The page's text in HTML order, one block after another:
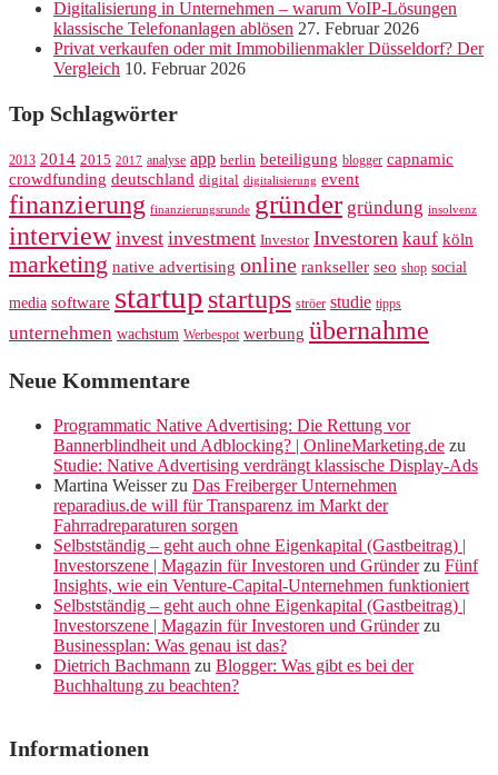
Digitalisierung in Unternehmen – warum VoIP-Lösungen
klassische Telefonanlagen ablösen 27. Februar 2026
Privat verkaufen oder mit Immobilienmakler Düsseldorf? Der
Vergleich 10. Februar 2026
Top Schlagwörter
2013 2014 2015 2017 analyse app berlin beteiligung blogger capnamic
crowdfunding deutschland digital digitalisierung event
finanzierung finanzierungsrunde gründer gründung insolvenz
interview invest investment Investor Investoren kauf köln
marketing native advertising online rankseller seo shop social
media software startup startups ströer studie tipps
unternehmen wachstum Werbespot werbung übernahme
Neue Kommentare
Programmatic Native Advertising: Die Rettung vor
Bannerblindheit und Adblocking? | OnlineMarketing.de zu
Studie: Native Advertising verdrängt klassische Display-Ads
Martina Weisserzu Das Freiberger Unternehmen
reparadius.de will für Transparenz im Markt der
Fahrradreparaturen sorgen
Selbstständig – geht auch ohne Eigenkapital (Gastbeitrag) |
Investorszene | Magazin für Investoren und Gründerzu Fünf
Insights, wie ein Venture-Capital-Unternehmen funktioniert
Selbstständig – geht auch ohne Eigenkapital (Gastbeitrag) |
Investorszene | Magazin für Investoren und Gründerzu
Businessplan: Was genau ist das?
Dietrich Bachmann zu Blogger: Was gibt es bei der
Buchhaltung zu beachten?
Informationen